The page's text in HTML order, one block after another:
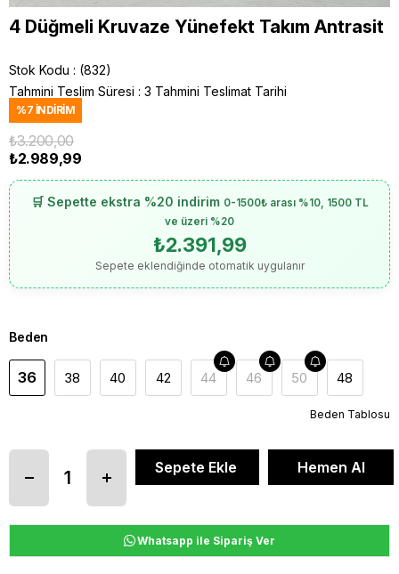
4 Düğmeli Kruvaze Yünefekt Takım Antrasit
Stok Kodu
(832)
Tahmini Teslim Süresi : 3 Tahmini Teslimat Tarihi
%7 İNDIRIM
₺3.200,00
₺2.989,99
🛒 Sepette ekstra %20 indirim 0-1500₺ arası %10, 1500 TL
ve üzeri %20
₺2.391,99
Sepete eklendiğinde otomatik uygulanır
Beden
36 38 40 42 44 46 50 48
Beden Tablosu
Whatsapp ile Sipariş Ver